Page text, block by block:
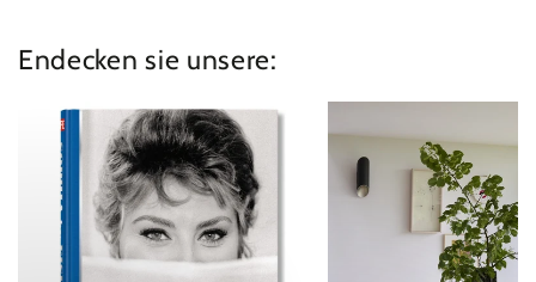
Endecken sie unsere:
Neuheiten